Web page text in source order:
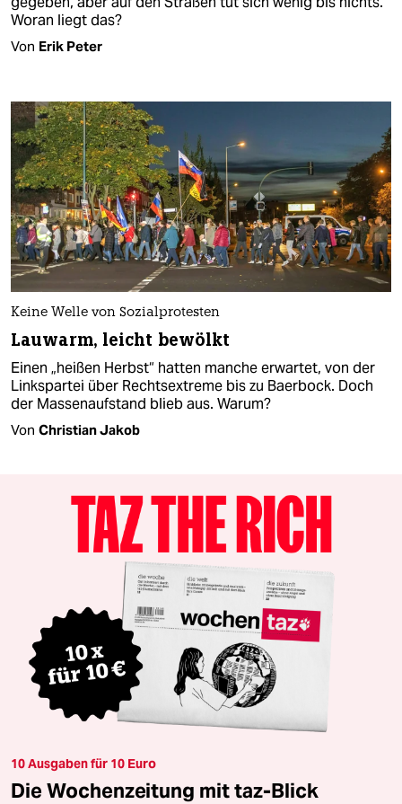
Woran liegt das?
Von Erik Peter
Keine Welle von Sozialprotesten
Lauwarm, leicht bewölkt
Einen „heißen Herbst“ hatten manche erwartet, von der
Linkspartei über Rechtsextreme bis zu Baerbock. Doch
der Massenaufstand blieb aus. Warum?
Von Christian Jakob
10 Ausgaben für 10 Euro
Die Wochenzeitung mit taz-Blick